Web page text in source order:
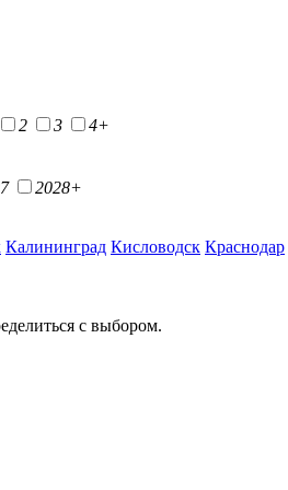
2 3
4+
2028+
Калининград Кисловодск Краснодар
с выбором.